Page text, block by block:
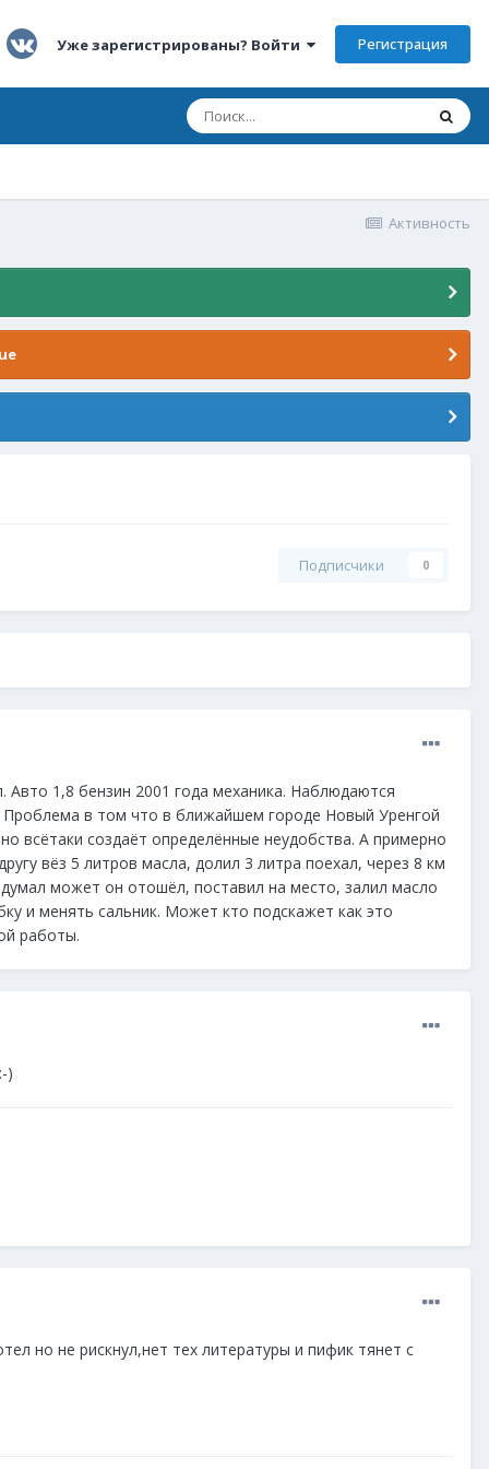
Уже зарегистрированы? Войти Регистрация
Активность
Подписчики 0
1,8 бензин 2001 года механика. Наблюдаются
Проблема в том что в ближайшем городе Новый Уренгой
всётаки создаёт определённые неудобства. А примерно
вёз 5 литров масла, долил 3 литра поехал, через 8 км
может он отошёл, поставил на место, залил масло
и менять сальник. Может кто подскажет как это
работы.
)
но не рискнул,нет тех литературы и пифик тянет с